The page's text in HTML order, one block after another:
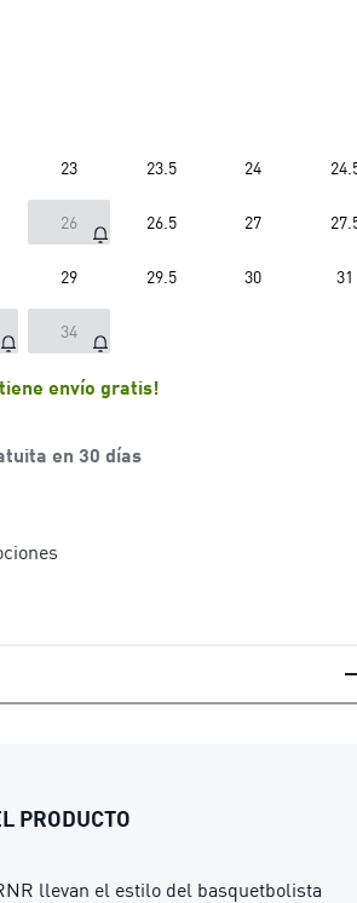
23 23.5 24
26 26.5 27
29 29.5 30 31
34
envío gratis!
en 30 días
PRODUCTO
llevan el estilo del basquetbolista